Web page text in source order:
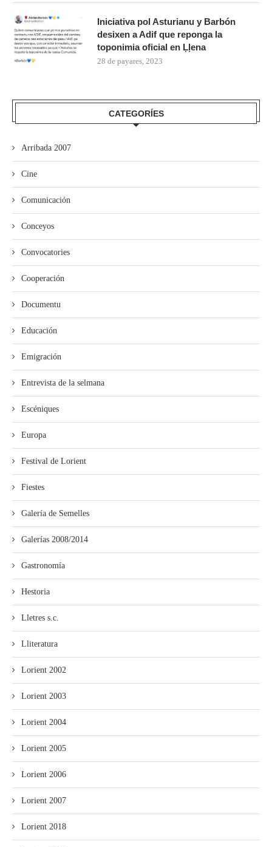
Iniciativa pol Asturianu y Barbón
desixen a Adif que reponga la
toponimia oficial en Ḷḷena
28 de payares, 2023
CATEGORÍES
Arribada 2007
Cine
Comunicación
Conceyos
Convocatories
Cooperación
Documentu
Educación
Emigración
Entrevista de la selmana
Escéniques
Europa
Festival de Lorient
Fiestes
Galería de Semelles
Galerías 2008/2014
Gastronomía
Hestoria
Lletres s.c.
Lliteratura
Lorient 2002
Lorient 2003
Lorient 2004
Lorient 2005
Lorient 2006
Lorient 2007
Lorient 2018